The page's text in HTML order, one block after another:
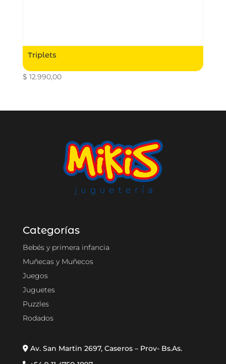
Triplets
$ 12.990,00
Categorías
Bebés y primera infancia
Muñecas y Muñecos
Juegos
Juguetes
Puzzles
Rodados
Av. San Martin 2697, Caseros – Prov- Bs.As.